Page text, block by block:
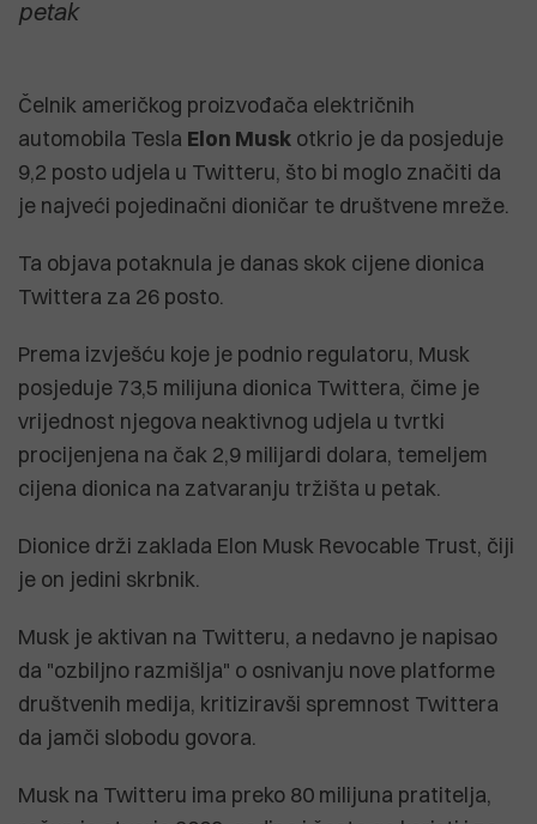
petak
Čelnik američkog proizvođača električnih
automobila Tesla Elon Musk otkrio je da posjeduje
9,2 posto udjela u Twitteru, što bi moglo značiti da
je najveći pojedinačni dioničar te društvene mreže.
Ta objava potaknula je danas skok cijene dionica
Twittera za 26 posto.
Prema izvješću koje je podnio regulatoru, Musk
posjeduje 73,5 milijuna dionica Twittera, čime je
vrijednost njegova neaktivnog udjela u tvrtki
procijenjena na čak 2,9 milijardi dolara, temeljem
cijena dionica na zatvaranju tržišta u petak.
Dionice drži zaklada Elon Musk Revocable Trust, čiji
je on jedini skrbnik.
Musk je aktivan na Twitteru, a nedavno je napisao
da "ozbiljno razmišlja" o osnivanju nove platforme
društvenih medija, kritiziravši spremnost Twittera
da jamči slobodu govora.
Musk na Twitteru ima preko 80 milijuna pratitelja,